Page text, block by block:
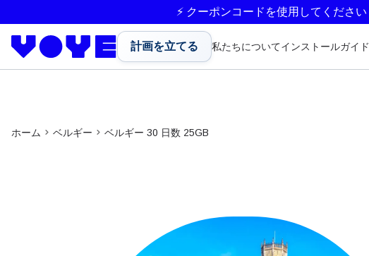
⚡ クーポンコードを使用してください
計画を立てる 私たちについてインストールガイド
ホーム ベルギー ベルギー 30 日数 25GB